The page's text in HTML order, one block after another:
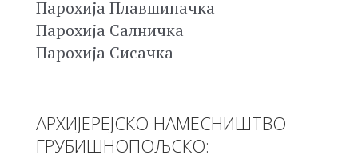
Парохија Плавшиначка
Парохија Салничка
Парохија Сисачка
АРХИЈЕРЕЈСКО НАМЕСНИШТВО
ГРУБИШНОПОЉСКО: